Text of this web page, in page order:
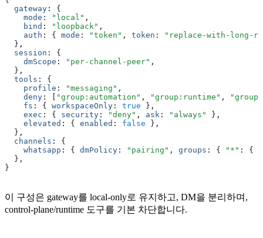
  gateway
:
{
    mode
: "local" ,
    bind
: "loopback" ,
    auth
: { mode : "token" , token :
"replace-with-long-
  }
,
  session
:
{
    dmScope
: "per-channel-peer" ,
  }
,
  tools
:
{
    profile
: "messaging" ,
    deny
: "group:automation" , "group:runtime" ,
    fs
: { workspaceOnly : true } ,
    exec
: { security : "deny" , ask : "always" } ,
    elevated
: { enabled : false } ,
  }
,
  channels
:
{
    whatsapp
: { dmPolicy : "pairing" , groups : { "*" : {
  }
,
}
이 구성은 gateway를 local-only로 유지하고, DM을 분리하며,
control-plane/runtime 도구를 기본 차단합니다.